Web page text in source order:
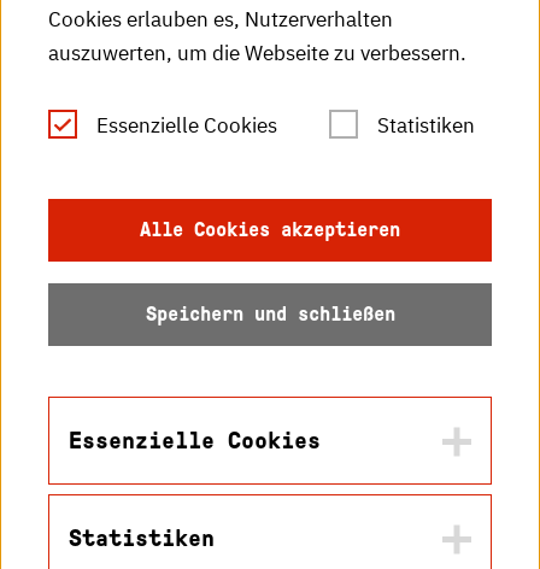
RSS-Feed
Leichte Sprache
Datenschutz
Barrierefreiheit
Cookies erlauben es, Nutzerverhalten
auszuwerten, um die Webseite zu verbessern.
Essenzielle Cookies Statistiken
Alle Cookies akzeptieren
Speichern und schließen
Essenzielle Cookies
Statistiken